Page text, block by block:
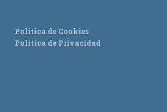
Política de Cookies
Política de Privacidad